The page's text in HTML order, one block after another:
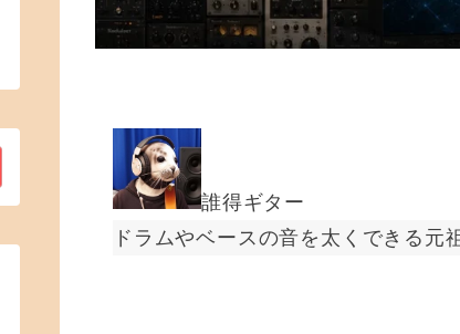
誰得ギター
ドラムやベースの音を太くできる元